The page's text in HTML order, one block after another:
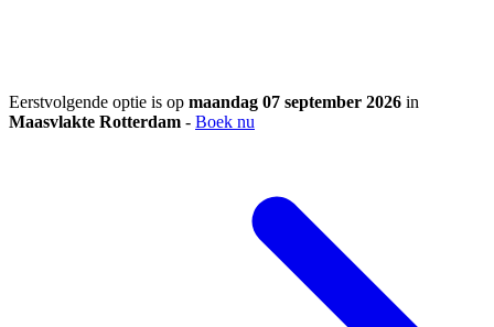
Eerstvolgende optie is op maandag 07 september 2026 in
Maasvlakte Rotterdam - Boek nu